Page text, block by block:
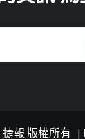
報 版權所有 |